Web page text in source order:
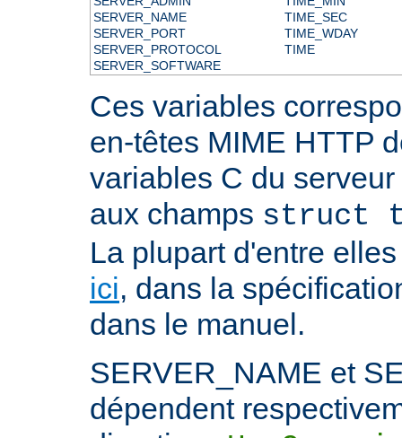
SERVER_NAME
SERVER_PORT
SERVER_PROTOCOL
SERVER_SOFTWARE
TIME_SEC
TIME_WDAY
TIME
Ces variables
en-têtes MIME HTTP
variables C du
aux champs struct
La plupart d'entre
ici, dans la
dans le manuel.
SERVER_NAME et
dépendent